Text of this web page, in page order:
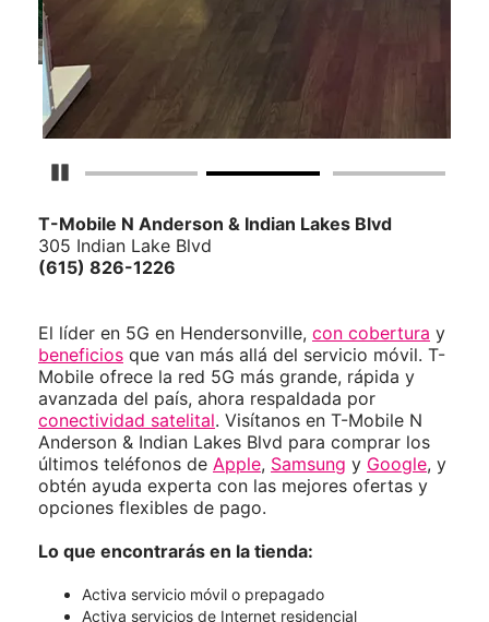
Detener carrusel
T-Mobile N Anderson & Indian Lakes Blvd
305 Indian Lake Blvd
(615) 826-1226
El líder en 5G en Hendersonville, con cobertura y
beneficios que van más allá del servicio móvil. T-
Mobile ofrece la red 5G más grande, rápida y
avanzada del país, ahora respaldada por
conectividad satelital. Visítanos en T-Mobile N
Anderson & Indian Lakes Blvd para comprar los
últimos teléfonos de Apple, Samsung y Google, y
obtén ayuda experta con las mejores ofertas y
opciones flexibles de pago.
Lo que encontrarás en la tienda:
Activa servicio móvil o prepagado
Activa servicios de Internet residencial